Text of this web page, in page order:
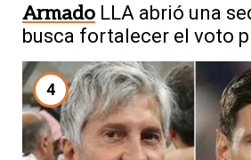
Armado LLA abrió una
busca fortalecer el voto
4